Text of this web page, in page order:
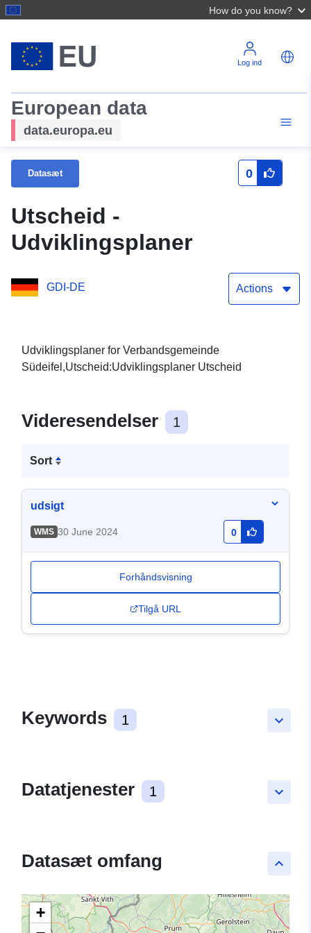
How do you know?
Log ind
European data
data.europa.eu
Datasæt 0
Utscheid -
Udviklingsplaner
GDI-DE Actions
Udviklingsplaner for Verbandsgemeinde
Südeifel,Utscheid:Udviklingsplaner Utscheid
Videresendelser 1
Sort
udsigt
WMS 30 June 2024 0
Forhåndsvisning
Tilgå URL
keyboard_arrow_down
Keywords 1
keyboard_arrow_down
Datatjenester 1
keyboard_arrow_up
Datasæt omfang
+